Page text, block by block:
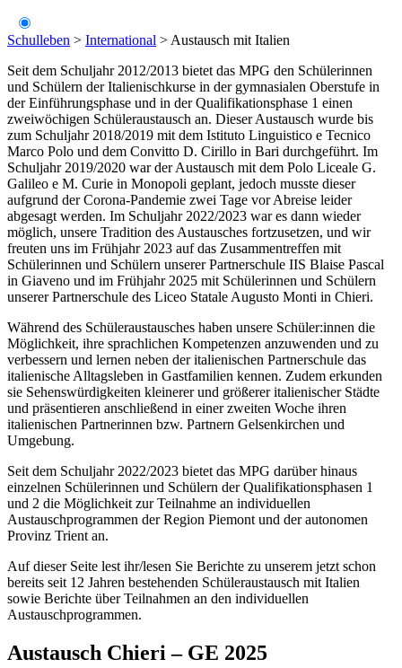
Schulleben > International > Austausch mit Italien
Seit dem Schuljahr 2012/2013 bietet das MPG den Schülerinnen
und Schülern der Italienischkurse in der gymnasialen Oberstufe in
der Einführungsphase und in der Qualifikationsphase 1 einen
zweiwöchigen Schüleraustausch an. Dieser Austausch wurde bis
zum Schuljahr 2018/2019 mit dem Istituto Linguistico e Tecnico
Marco Polo und dem Convitto D. Cirillo in Bari durchgeführt. Im
Schuljahr 2019/2020 war der Austausch mit dem Polo Liceale G.
Galileo e M. Curie in Monopoli geplant, jedoch musste dieser
aufgrund der Corona-Pandemie zwei Tage vor Abreise leider
abgesagt werden. Im Schuljahr 2022/2023 war es dann wieder
möglich, unsere Tradition des Austausches fortzusetzen, und wir
freuten uns im Frühjahr 2023 auf das Zusammentreffen mit
Schülerinnen und Schülern unserer Partnerschule IIS Blaise Pascal
in Giaveno und im Frühjahr 2025 mit Schülerinnen und Schülern
unserer Partnerschule des Liceo Statale Augusto Monti in Chieri.
Während des Schüleraustausches haben unsere Schüler:innen die
Möglichkeit, ihre sprachlichen Kompetenzen anzuwenden und zu
verbessern und lernen neben der italienischen Partnerschule das
italienische Alltagsleben in Gastfamilien kennen. Zudem erkunden
sie Sehenswürdigkeiten kleinerer und größerer italienischer Städte
und präsentieren anschließend in einer zweiten Woche ihren
italienischen Partnerinnen bzw. Partnern Gelsenkirchen und
Umgebung.
Seit dem Schuljahr 2022/2023 bietet das MPG darüber hinaus
einzelnen Schülerinnen und Schülern der Qualifikationsphasen 1
und 2 die Möglichkeit zur Teilnahme an individuellen
Austauschprogrammen der Region Piemont und der autonomen
Provinz Trient an.
Auf dieser Seite lest ihr/lesen Sie Berichte zu unserem jetzt schon
bereits seit 12 Jahren bestehenden Schüleraustausch mit Italien
sowie Berichte über Teilnahmen an den individuellen
Austauschprogrammen.
Austausch Chieri – GE 2025